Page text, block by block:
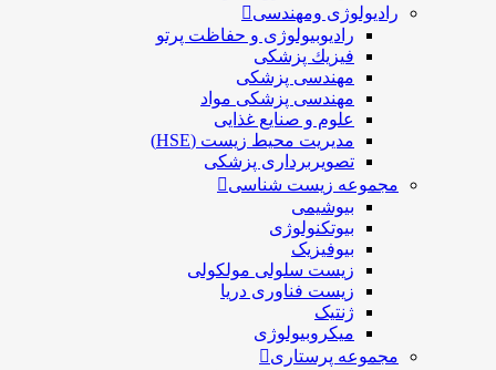
رادیولوژی ومهندسی
رادیوبیولوژی و حفاظت پرتو
فيزيك پزشکی
مهندسی پزشکی
مهندسی پزشکی مواد
علوم و صنايع غذایی
مدیریت محیط زیست (HSE)
تصویربرداری پزشکی
مجموعه زیست شناسی
بیوشیمی
بیوتکنولوژی
بیوفیزیک
زیست سلولی مولکولی
زیست فناوری دریا
ژنتیک
میکروبیولوژی
مجموعه پرستاری